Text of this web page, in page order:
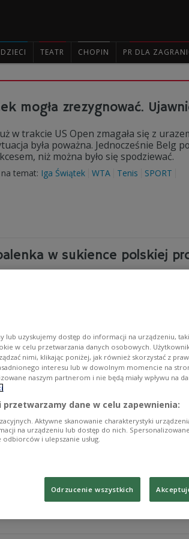
DZIECI TEATR CHOPIN PR DLA
mogła zrezygnować.
w trakcie US Open zmagała się z
była poważna. Jednocześnie Belg
niż można było się spodziewać.
temat: Iga Świątek WTA Tenis SPORT
w sukience polskiej
rankingu kobiet Aryna Sabalenka
temat:
wygrywa US Open.
rankingu tenisistek Białorusinka
8.) 6:3, 7:6 (7-3) w finale
i drugi w Nowym Jorku, gdzie
lub uzyskujemy dostęp do informacji na urządzeniu,
w celu przetwarzania danych osobowych.
nimi, klikając poniżej, jak również skorzystać z
interesu lub w dowolnym momencie na
naszym partnerom i nie będą miały wpływu na
dane w celu zapewnienia:
Aktywne skanowanie charakterystyki
na urządzeniu lub dostęp do nich.
i ulepszanie usług.
Odrzucenie wszystkich